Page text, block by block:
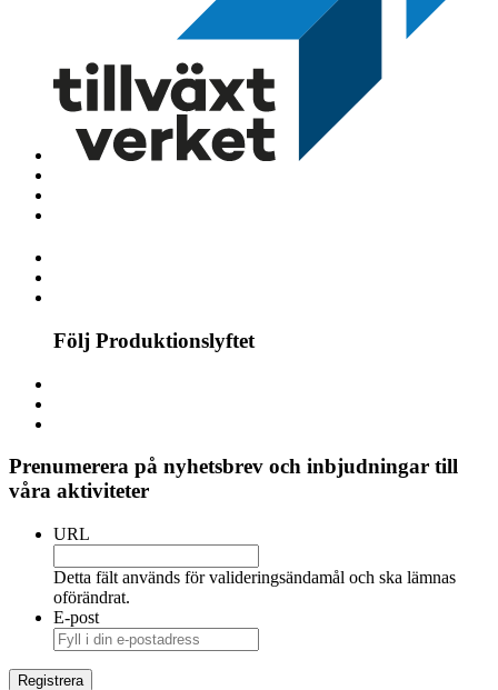
Följ Produktionslyftet
Prenumerera på nyhetsbrev och inbjudningar till
våra aktiviteter
URL
Detta fält används för valideringsändamål och ska lämnas
oförändrat.
E-post